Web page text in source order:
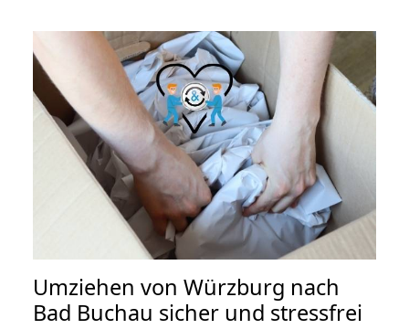
Umziehen von Würzburg nach
Bad Buchau sicher und stressfrei